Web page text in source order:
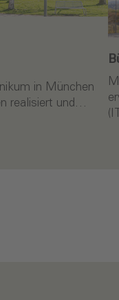
in München
realisiert und…